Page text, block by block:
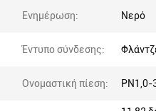
Ενημέρωση: Νερό
Έντυπο σύνδεσης:
Ονομαστική πίεση: PN1,0-